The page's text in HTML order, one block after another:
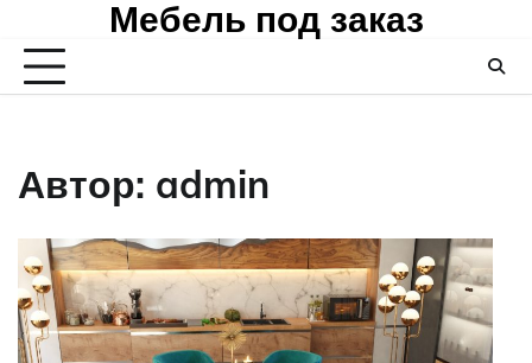
content
Мебель под заказ
Автор: admin